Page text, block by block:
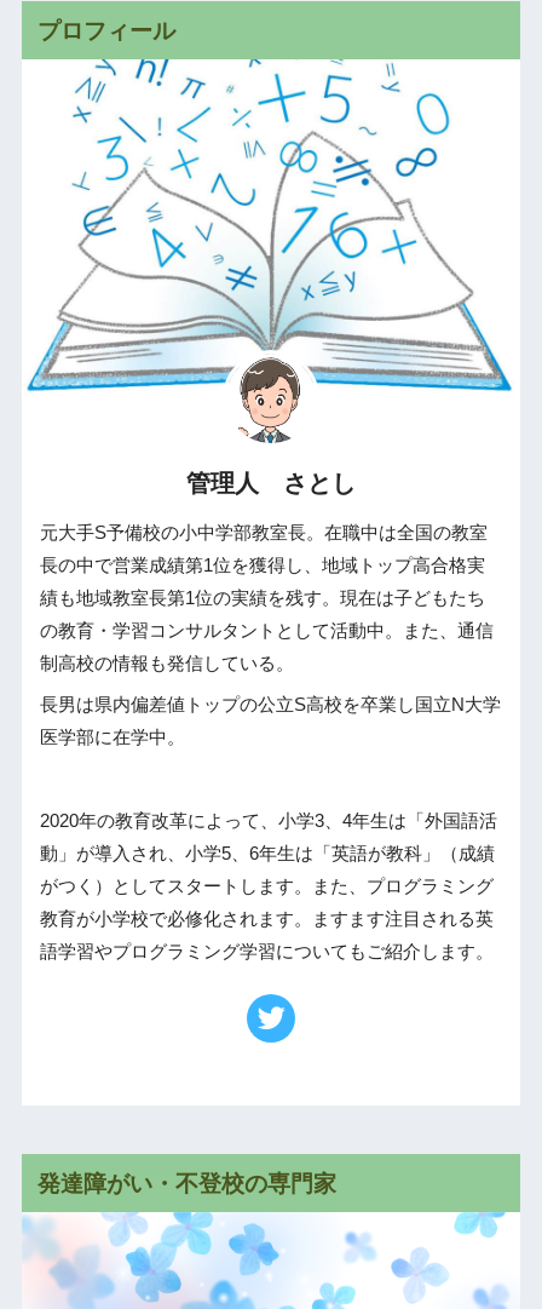
プロフィール
管理人 さとし
元大手S予備校の小中学部教室長。在職中は全国の教室
長の中で営業成績第1位を獲得し、地域トップ高合格実
績も地域教室長第1位の実績を残す。現在は子どもたち
の教育・学習コンサルタントとして活動中。また、通信
制高校の情報も発信している。
長男は県内偏差値トップの公立S高校を卒業し国立N大学
医学部に在学中。
2020年の教育改革によって、小学3、4年生は「外国語活
動」が導入され、小学5、6年生は「英語が教科」（成績
がつく）としてスタートします。また、プログラミング
教育が小学校で必修化されます。ますます注目される英
語学習やプログラミング学習についてもご紹介します。
発達障がい・不登校の専門家